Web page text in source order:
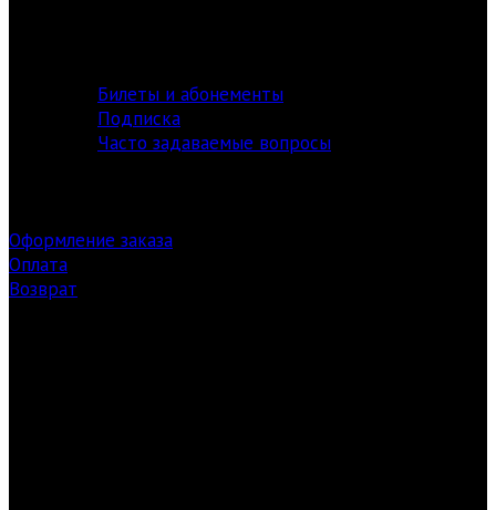
Билеты и абонементы
Подписка
Часто задаваемые вопросы
Оформление заказа
Оплата
Возврат